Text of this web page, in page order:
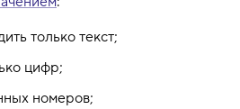
только текст;
цифр;
номеров;